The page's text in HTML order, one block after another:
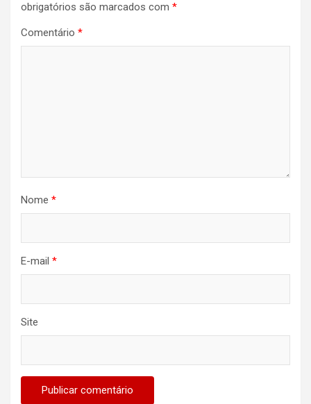
obrigatórios são marcados com *
Comentário *
Nome *
E-mail *
Site